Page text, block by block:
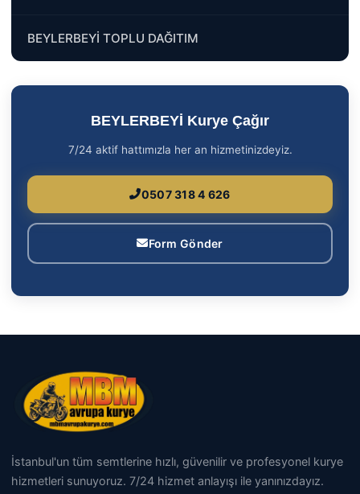
BEYLERBEYİ TOPLU DAĞITIM
BEYLERBEYİ Kurye Çağır
7/24 aktif hattımızla her an hizmetinizdeyiz.
0507 318 4 626
Form Gönder
İstanbul'un tüm semtlerine hızlı, güvenilir ve profesyonel kurye
hizmetleri sunuyoruz. 7/24 hizmet anlayışı ile yanınızdayız.